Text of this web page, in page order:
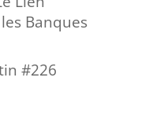
Banques
#226